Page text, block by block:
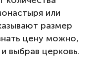
или
размер
цену можно,
выбрав церковь.